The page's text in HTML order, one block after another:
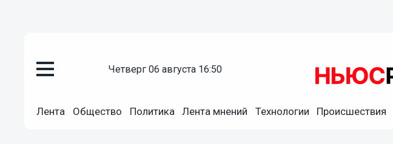
четверг 06 августа 16:50
Лента Общество Политика Лента мнений Технологии Происшествия